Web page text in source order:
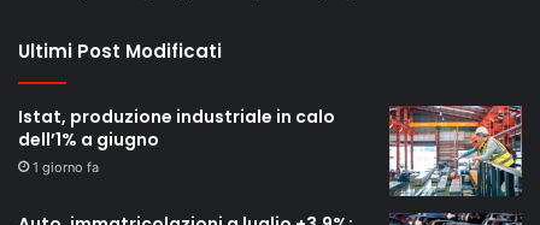
Ultimi Post Modificati
Istat, produzione industriale in calo
dell’1% a giugno
1 giorno fa